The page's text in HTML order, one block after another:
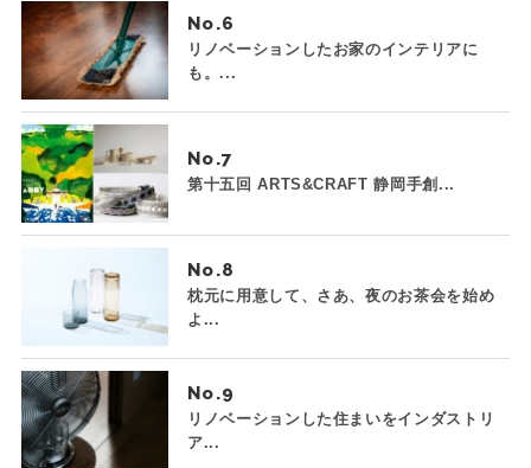
No.
リノベーションしたお家のインテリアに
も。...
No.
第十五回 ARTS&CRAFT 静岡手創...
No.
枕元に用意して、さあ、夜のお茶会を始め
よ...
No.
リノベーションした住まいをインダストリ
ア...